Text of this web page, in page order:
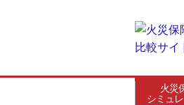
火災
シミュ